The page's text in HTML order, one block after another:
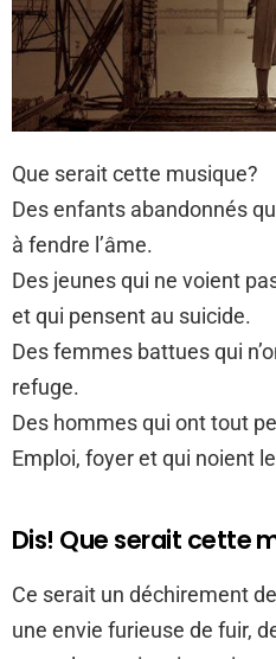
Que serait cette musique?
Des enfants abandonnés
à fendre l’âme.
Des jeunes qui ne voient
et qui pensent au suicide.
Des femmes battues qui
refuge.
Des hommes qui ont tout
Emploi, foyer et qui noient
Dis! Que serait cette
Ce serait un déchirement
une envie furieuse de fuir,